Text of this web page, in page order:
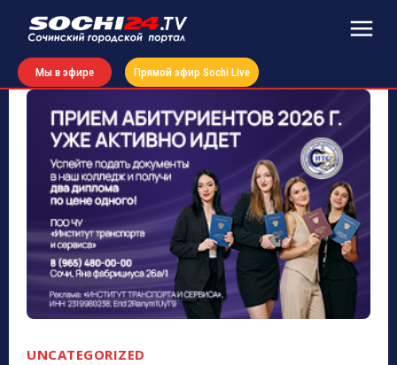
Мы в эфире Прямой эфир Sochi Live
UNCATEGORIZED